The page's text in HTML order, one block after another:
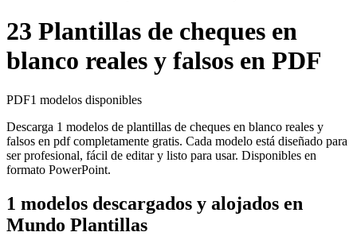
23 Plantillas de cheques en
blanco reales y falsos en PDF
PDF1 modelos disponibles
Descarga 1 modelos de plantillas de cheques en blanco reales y
falsos en pdf completamente gratis. Cada modelo está diseñado para
ser profesional, fácil de editar y listo para usar. Disponibles en
formato PowerPoint.
1 modelos descargados y alojados en
Mundo Plantillas